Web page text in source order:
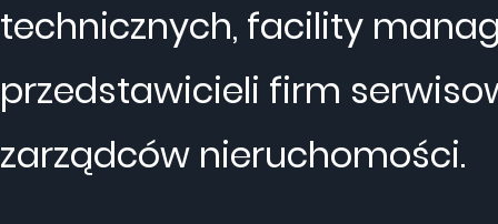
technicznych, facility
przedstawicieli firm
zarządców nieruchomości.